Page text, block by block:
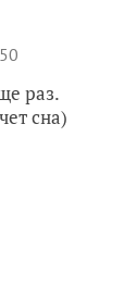
раз.
сна)